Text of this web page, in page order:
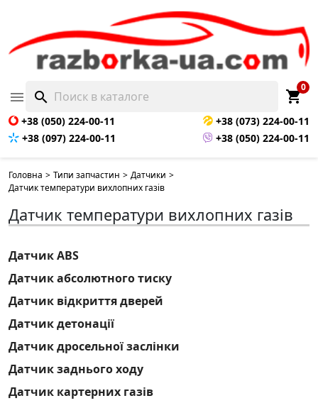
 search shopping_cart
0
+38 (050) 224-00-11
+38 (073) 224-00-11
+38 (097) 224-00-11
+38 (050) 224-00-11
Головна > Типи запчастин > Датчики >
Датчик температури вихлопних газів
Датчик температури вихлопних газів
Датчик ABS
Датчик абсолютного тиску
Датчик відкриття дверей
Датчик детонації
Датчик дросельної заслінки
Датчик заднього ходу
Датчик картерних газів